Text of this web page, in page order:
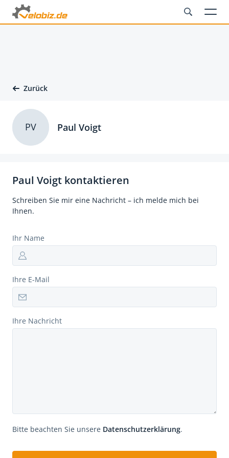
Zurück
Paul Voigt kontaktieren
Schreiben Sie mir eine Nachricht – ich melde mich bei
Ihnen.
Ihr Name
Ihre E-Mail
Ihre Nachricht
Bitte beachten Sie unsere Datenschutzerklärung.
PV Paul Voigt